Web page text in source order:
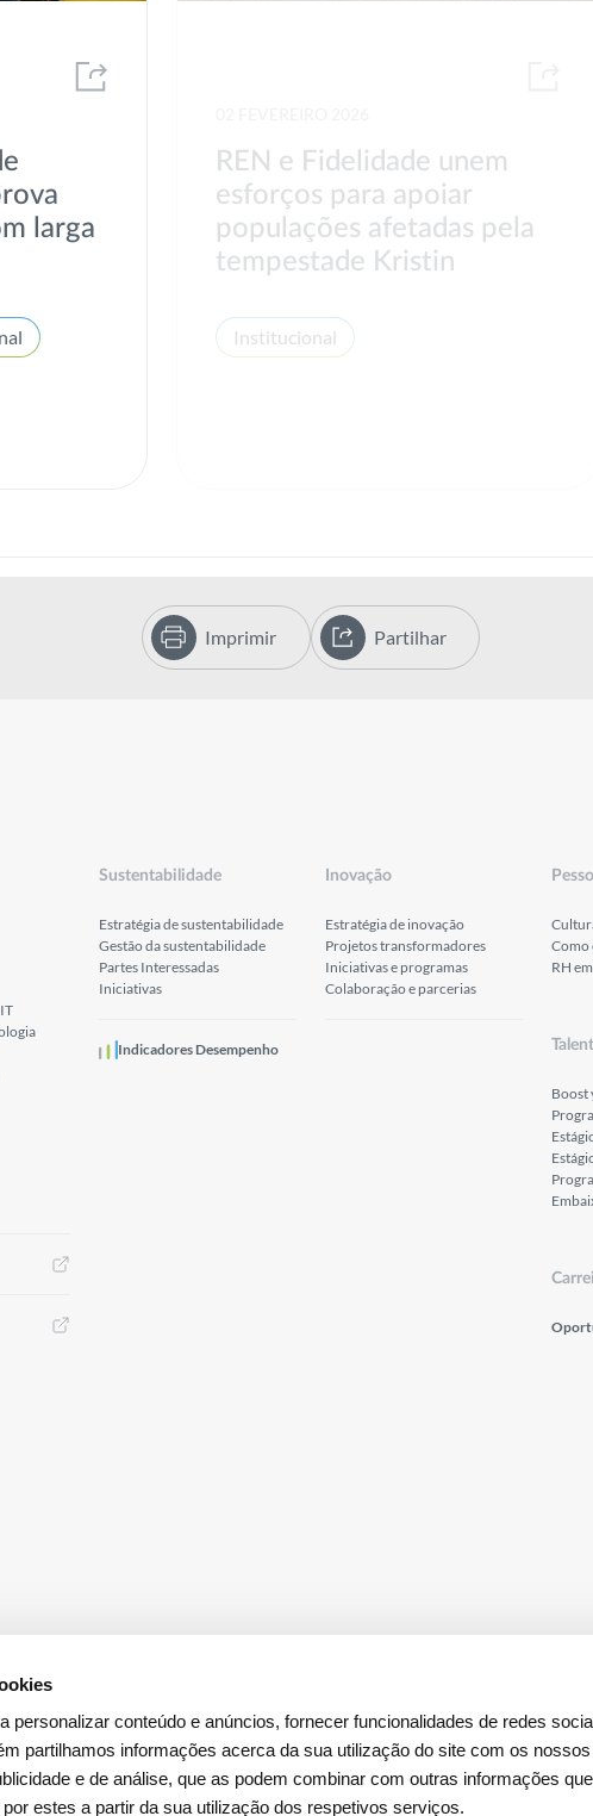
personalizar conteúdo e anúncios, fornecer funcionalidades de redes
partilhamos informações acerca da sua utilização do site com os
e de análise, que as podem combinar com outras informações
estes a partir da sua utilização dos respetivos serviços.
larga
REN e Fidelidade unem
esforços para apoiar
populações afetadas pela
tempestade Kristin
Institucional
Imprimir Partilhar
Sustentabilidade
Estratégia de sustentabilidade
Gestão da sustentabilidade
Partes Interessadas
Iniciativas
Indicadores Desempenho
Inovação
Estratégia de inovação
Projetos transformadores
Iniciativas e programas
Colaboração e parcerias
Como
RH
Boost
Descarregar a App Investidores